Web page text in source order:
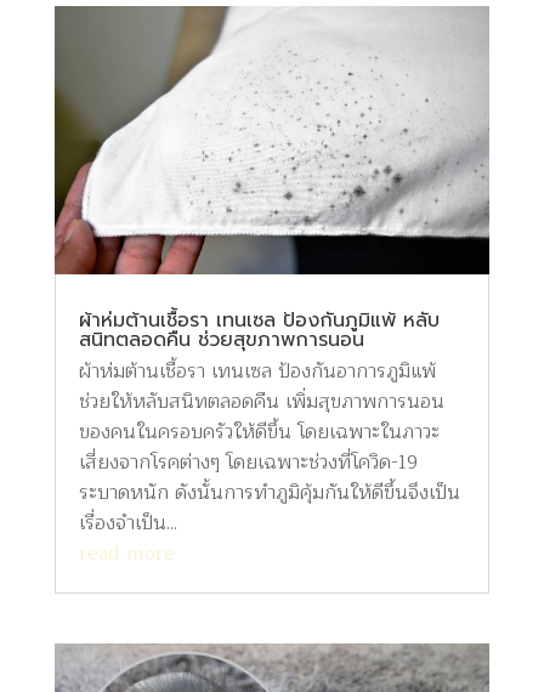
ผ้าห่มต้านเชื้อรา เทนเซล ป้องกันภูมิแพ้ หลับ
สนิทตลอดคืน ช่วยสุขภาพการนอน
ผ้าห่มต้านเชื้อรา เทนเซล ป้องกันอาการภูมิแพ้
ช่วยให้หลับสนิทตลอดคืน เพิ่มสุขภาพการนอน
ของคนในครอบครัวให้ดีขึ้น โดยเฉพาะในภาวะ
เสี่ยงจากโรคต่างๆ โดยเฉพาะช่วงที่โควิด-19
ระบาดหนัก ดังนั้นการทำภูมิคุ้มกันให้ดีขึ้นจึงเป็น
เรื่องจำเป็น...
read more